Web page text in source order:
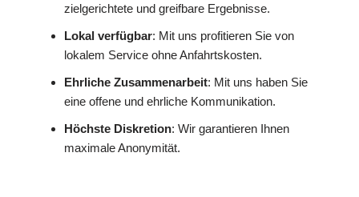
zielgerichtete und greifbare Ergebnisse.
Lokal verfügbar: Mit uns profitieren Sie von
lokalem Service ohne Anfahrtskosten.
Ehrliche Zusammenarbeit: Mit uns haben Sie
eine offene und ehrliche Kommunikation.
Höchste Diskretion: Wir garantieren Ihnen
maximale Anonymität.